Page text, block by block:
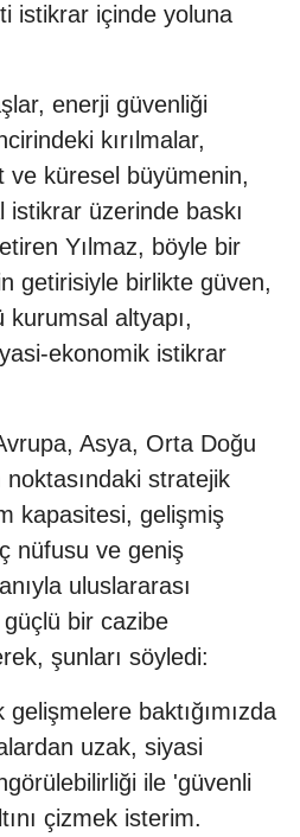
istikrar içinde yoluna
enerji güvenliği
kırılmalar,
ve küresel büyümenin,
istikrar üzerinde baskı
Yılmaz, böyle bir
getirisiyle birlikte güven,
kurumsal altyapı,
ekonomik istikrar
Asya, Orta Doğu
stratejik
kapasitesi, gelişmiş
nüfusu ve geniş
uluslararası
güçlü bir cazibe
şunları söyledi:
baktığımızda
uzak, siyasi
ile 'güvenli
çizmek isterim.